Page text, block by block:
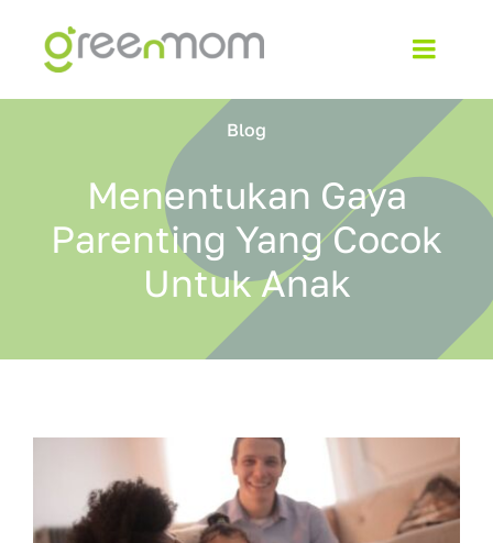
content
Products
Blog
Menentukan Gaya
Parenting Yang Cocok
Untuk Anak